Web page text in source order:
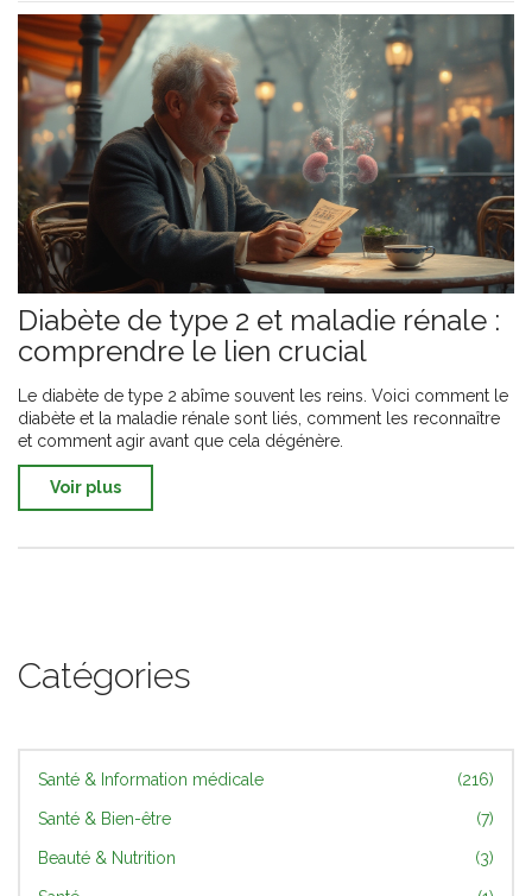
Diabète de type 2 et maladie rénale :
comprendre le lien crucial
Le diabète de type 2 abîme souvent les reins. Voici comment le
diabète et la maladie rénale sont liés, comment les reconnaître
et comment agir avant que cela dégénère.
Voir plus
Catégories
Santé & Information médicale (216)
Santé & Bien-être (7)
Beauté & Nutrition (3)